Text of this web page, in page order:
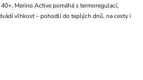
Merino Active pomáhá s termoregulací,
vlhkost – pohodlí do teplých dnů, na cesty i